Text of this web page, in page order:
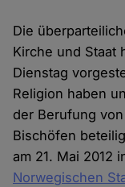
Die
Kirche und Staat
Dienstag
Religion haben
der Berufung
Bischöfen
am 21. Mai 2012
Norwegischen